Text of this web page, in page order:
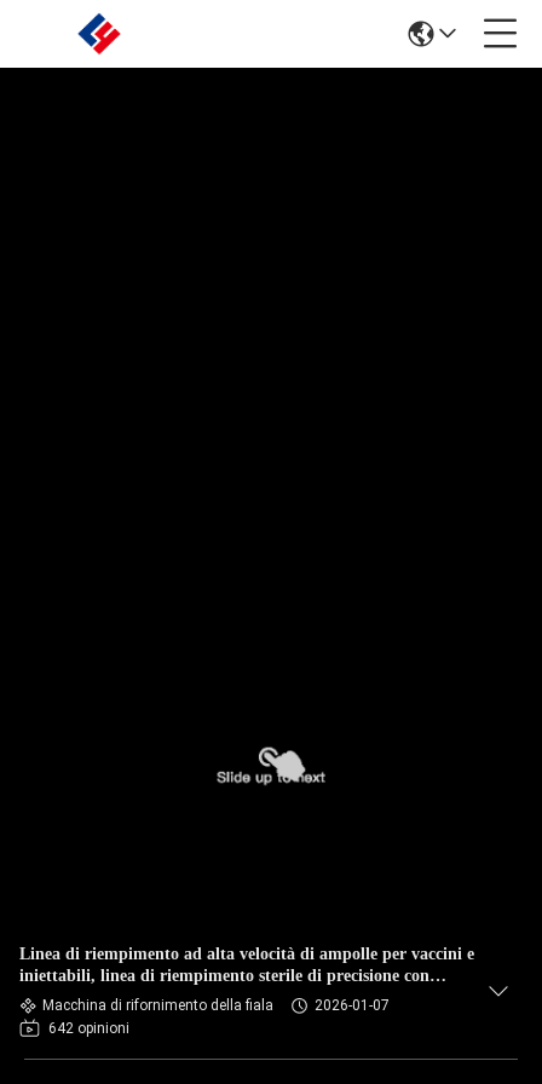
Linea di riempimento ad alta velocità di ampolle per vaccini e
iniettabili, linea di riempimento sterile di precisione con
isolatore e guanti di silicone
Macchina di rifornimento della fiala
2026-01-07
642 opinioni